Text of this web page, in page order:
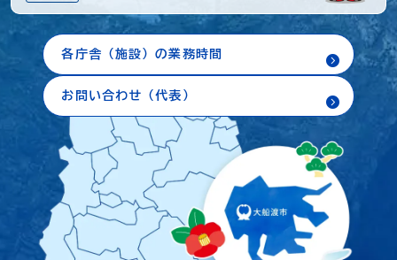
各庁舎（施設）の業務時間
お問い合わせ（代表）